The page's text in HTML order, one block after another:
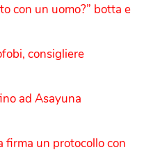
con un uomo?” botta e
consigliere
ad Asayuna
firma un protocollo con